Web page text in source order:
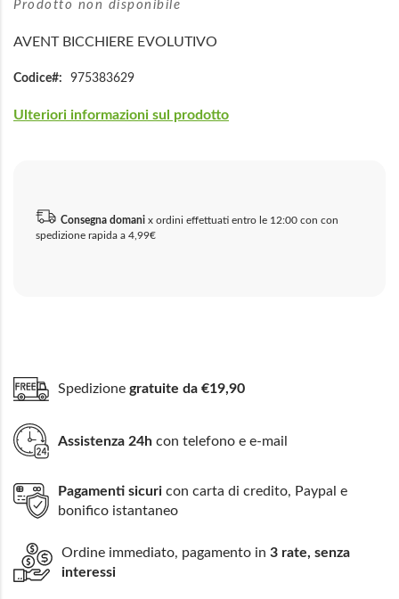
Prodotto non disponibile
AVENT BICCHIERE EVOLUTIVO
Codice 975383629
Ulteriori informazioni sul prodotto
Consegna domani x ordini effettuati entro le 12:00 con con
spedizione rapida a 4,99€
Spedizione gratuite da €19,90
Assistenza 24h con telefono e e-mail
Pagamenti sicuri con carta di credito, Paypal e
bonifico istantaneo
Ordine immediato, pagamento in 3 rate, senza
interessi